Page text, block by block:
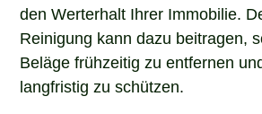
den Werterhalt Ihrer Immobilie.
Reinigung kann dazu beitragen,
Beläge frühzeitig zu entfernen
langfristig zu schützen.